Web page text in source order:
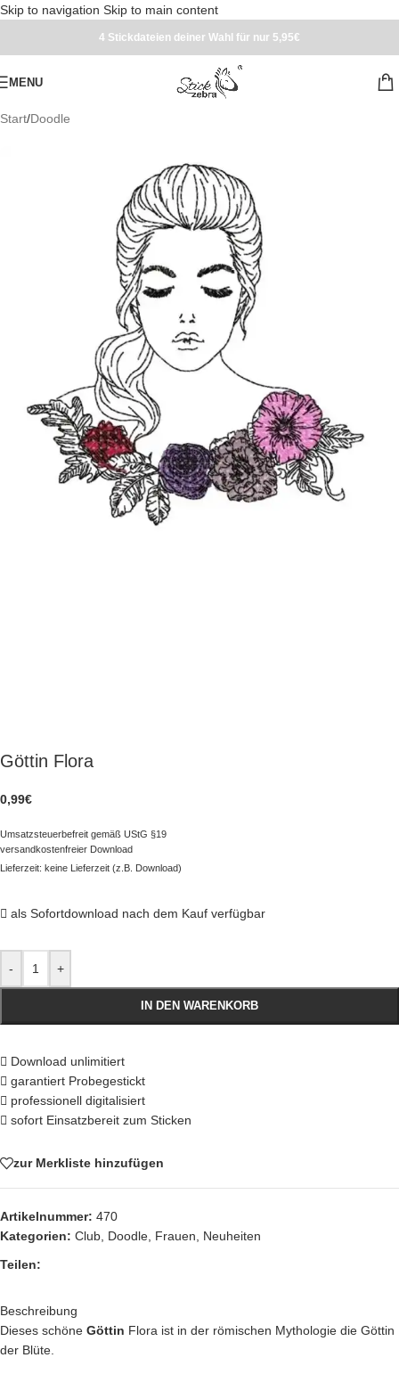
Skip to navigation Skip to main content
4 Stickdateien deiner Wahl für nur 5,95€
MENU
Start/Doodle
Göttin Flora
0,99€
Umsatzsteuerbefreit gemäß UStG §19
versandkostenfreier Download
Lieferzeit: keine Lieferzeit (z.B. Download)
als Sofortdownload nach dem Kauf verfügbar
- +
IN DEN WARENKORB
Download unlimitiert
garantiert Probegestickt
professionell digitalisiert
sofort Einsatzbereit zum Sticken
zur Merkliste hinzufügen
Artikelnummer: 470
Kategorien: Club Doodle Frauen
Neuheiten
Teilen:
Beschreibung
Dieses schöne Göttin Flora ist in der römischen Mythologie die Göttin
der Blüte.